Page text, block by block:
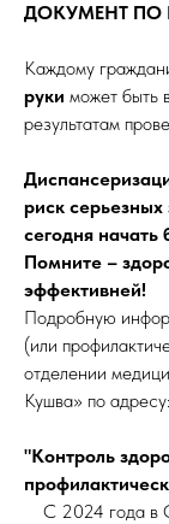
ДОКУМЕНТ ПО
Каждому
руки может быть
результатам
риск
сегодня
Помните –
эффективней!
Подробную
(или
отделении
Кушва» по
"Контроль
С 2024 года в